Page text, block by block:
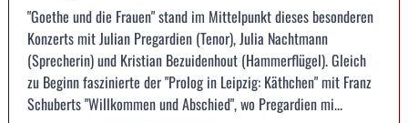
"Goethe und die Frauen" stand im Mittelpunkt dieses besonderen
Konzerts mit Julian Pregardien (Tenor), Julia Nachtmann
(Sprecherin) und Kristian Bezuidenhout (Hammerflügel). Gleich
zu Beginn faszinierte der "Prolog in Leipzig: Käthchen" mit Franz
Schuberts "Willkommen und Abschied", wo Pregardien mi...